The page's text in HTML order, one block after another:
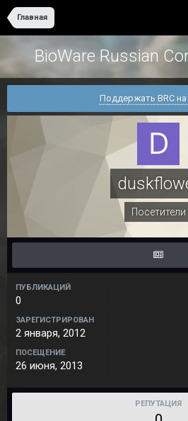
Главная
BioWare Russian
Поддержать BRC
Посетители
ПУБЛИКАЦИЙ
0
ЗАРЕГИСТРИРОВАН
2 января, 2012
ПОСЕЩЕНИЕ
26 июня, 2013
РЕПУТАЦИЯ